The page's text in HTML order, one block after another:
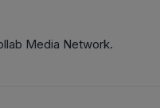
Media Network.